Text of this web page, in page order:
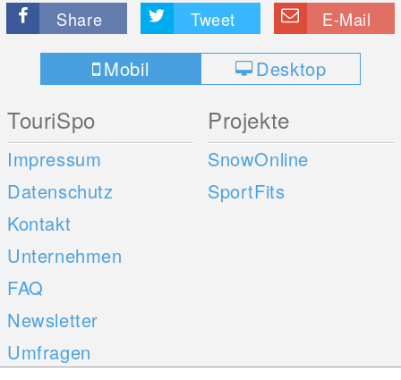
Share Tweet E-Mail
Mobil Desktop
TouriSpo
Impressum
Datenschutz
Kontakt
Unternehmen
FAQ
Newsletter
Umfragen
Projekte
SnowOnline
SportFits